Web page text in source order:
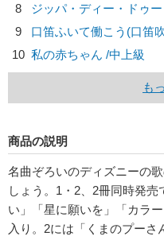
8
ジッパ・ディー・ドゥ
9
口笛ふいて働こう(口笛
10 私の赤ちゃん /中上級
も
商品の説明
名曲ぞろいのディズニーの
しょう。1・2、2冊同時発
い」「星に願いを」「カラ
入り。2には「くまのプーさ